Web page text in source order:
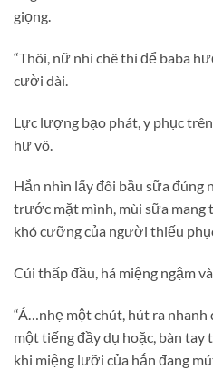
giọng.
“Thôi, nữ nhi chê thì để baba
cười dài.
Lực lượng bạo phát, y phục
hư vô.
Hắn nhìn lấy đôi bầu sữa đúng
trước mặt mình, mùi sữa
khó cưỡng của người thiếu
Cúi thấp đầu, há miệng ngậm
“Á…nhẹ một chút, hút ra nhanh
một tiếng đầy dụ hoặc, bàn tay
khi miệng lưỡi của hắn đang